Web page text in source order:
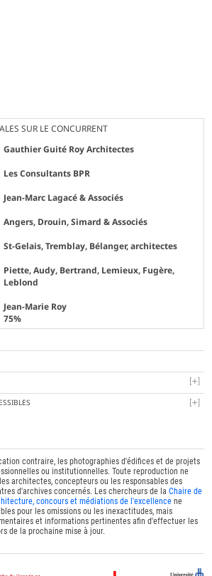
SUR LE CONCURRENT
Gauthier Guité Roy Architectes
Les Consultants BPR
Jean-Marc Lagacé & Associés
Angers, Drouin, Simard & Associés
St-Gelais, Tremblay, Bélanger, architectes
Piette, Audy, Bertrand, Lemieux, Fugère,
Leblond
Jean-Marie Roy
75%
contraire, les photographies d'édifices et de projets
ou institutionnelles. Toute reproduction ne
architectes, concepteurs ou les responsables des
d'archives concernés. Les chercheurs de laChaire de
concours et médiations de l'excellence ne
pour les omissions ou les inexactitudes, mais
et informations pertinentes afin d'effectuer les
de la prochaine mise à jour.